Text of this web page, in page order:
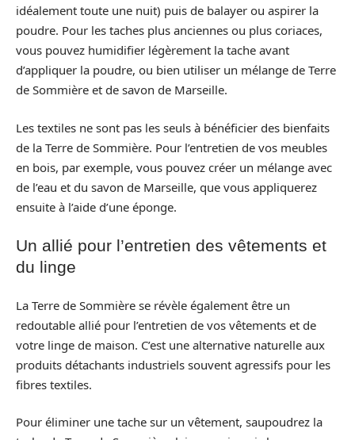
idéalement toute une nuit) puis de balayer ou aspirer la
poudre. Pour les taches plus anciennes ou plus coriaces,
vous pouvez humidifier légèrement la tache avant
d’appliquer la poudre, ou bien utiliser un mélange de Terre
de Sommière et de savon de Marseille.
Les textiles ne sont pas les seuls à bénéficier des bienfaits
de la Terre de Sommière. Pour l’entretien de vos meubles
en bois, par exemple, vous pouvez créer un mélange avec
de l’eau et du savon de Marseille, que vous appliquerez
ensuite à l’aide d’une éponge.
Un allié pour l’entretien des vêtements et
du linge
La Terre de Sommière se révèle également être un
redoutable allié pour l’entretien de vos vêtements et de
votre linge de maison. C’est une alternative naturelle aux
produits détachants industriels souvent agressifs pour les
fibres textiles.
Pour éliminer une tache sur un vêtement, saupoudrez la